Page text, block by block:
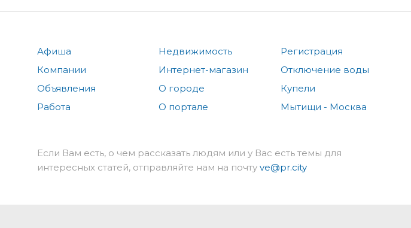
Афиша
Компании
Объявления
Работа
Недвижимость
Интернет-магазин
О городе
О портале
Регистрация
Отключение воды
Купели
Мытищи - Москва
Если Вам есть, о чем рассказать людям или у Вас есть темы для
интересных статей, отправляйте нам на почту ve@pr.city